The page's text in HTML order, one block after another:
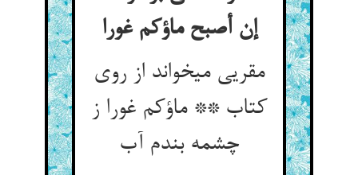
إن أصبح ماؤکم غورا
مقریی می‏خواند از روی
کتاب ** ماؤکم غورا ز
چشمه بندم آب‏